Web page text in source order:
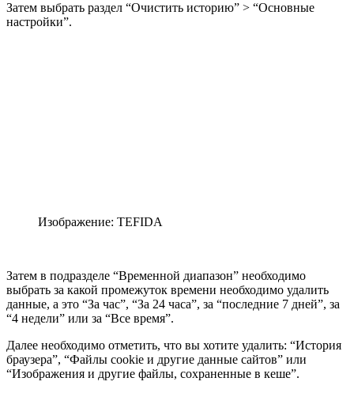
Затем выбрать раздел “Очистить историю” > “Основные
настройки”.
Изображение: TEFIDA
Затем в подразделе “Временной диапазон” необходимо
выбрать за какой промежуток времени необходимо удалить
данные, а это “За час”, “За 24 часа”, за “последние 7 дней”, за
“4 недели” или за “Все время”.
Далее необходимо отметить, что вы хотите удалить: “История
браузера”, “Файлы cookie и другие данные сайтов” или
“Изображения и другие файлы, сохраненные в кеше”.